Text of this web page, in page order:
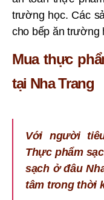
trường học. Các
cho bếp ăn
Mua thực
tại Nha Trang
Với người
Thực phẩm
sạch ở đâu
tâm trong thời